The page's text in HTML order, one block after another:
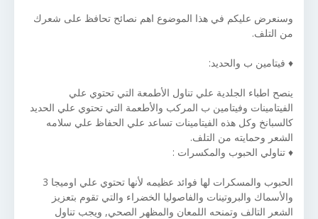
وسنعرض عليكم في هذا الموضوع اهم نصائح تحافظ على شعرك
من التلف.
♦ فيتامين ب والحديد:
ينصح اطباء الجلدية علي تناول الأطمعة التي تحتوي علي
الفيتامينات وفيتامين ب المركب والأطعمة التي تحتوي علي الحديد
كالسبانخ وكل هذه الفيتامينات تساعد علي الحفاظ علي سلامه
الشعر وحمايته من التلف.
♦ تناولي الحبوب والمكسرات :
الحبوب والمسكرات لها فوائد عظيمه لأنها تحتوي علي اوميجا 3
والأسماك والبروتينات والفاصوليا الخضراء والتي تقوم بتعزيز
الشعر التالف وتمنحه اللمعان والمظهر الصحي, ويجب تناول